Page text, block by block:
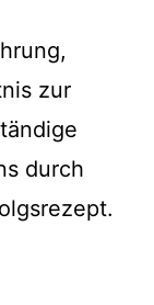
zur
durch